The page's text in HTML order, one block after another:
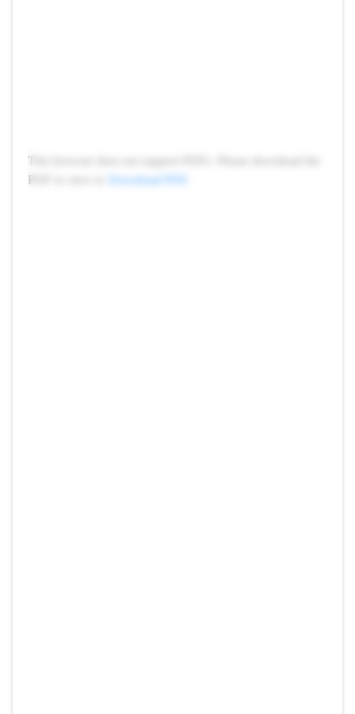
This browser does not support PDFs. Please download the
PDF to view it:
Download PDF